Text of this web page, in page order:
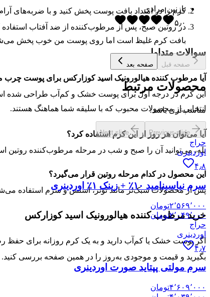
کرم را در امتداد بافت پوست پخش کنید و با ضربه‌های
در روتین صبح، پس از مرطوب‌کننده از ضد آفتاب استفاده
سوالات متداول
آیا مرطوب کننده هیالورونیک اسید کوزارکس برای پوست
این کرم در درجه اول برای پوست خشک و کم‌آب طراحی شده
مناسب‌تری باشد.
آیا می‌توان هر روز از این کرم استفاده کرد؟
بله، می‌توانید آن را صبح و شب در مرحله مرطوب‌کننده روتین
این محصول در کدام مرحله روتین قرار می‌گیرد؟
پس از محصولات سبک‌تر مانند تونر، اسنس و سرم استفاده
خرید مرطوب کننده هیالورونیک اسید کوزارکس
اگر پوست خشک یا کم‌آب دارید و به یک کرم روزانه برای حفظ
بگیرید و قیمت و موجودی به‌روز را در همین صفحه بررسی کنید.
نازنین مرادی
۵٫۰
بافت کرم غلیظ است اما روی پوست من خوب پخش
صفحه قبل صفحه بعد
محصولات مرتبط
انتخابی از محصولات محبوب که با سلیقه شما هماهنگ هستند.
Previous slide
Next slide
حراج
اوردینری
۴٫۸
سرم نیاسینامید ۱۰٪ + زینک ۱٪ اوردینری
۲٬۵۶۹٬۰۰۰تومان
۲٬۰۴۹٬۰۰۰تومان
حراج
اوردینری
۴٫۷
سرم مولتی پپتاید صورت اوردینری
۴٬۶۰۹٬۰۰۰تومان